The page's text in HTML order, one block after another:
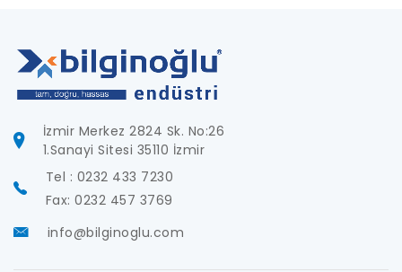
İzmir Merkez 2824 Sk. No:26
1.Sanayi Sitesi 35110 İzmir
Tel : 0232 433 7230
Fax: 0232 457 3769
info@bilginoglu.com